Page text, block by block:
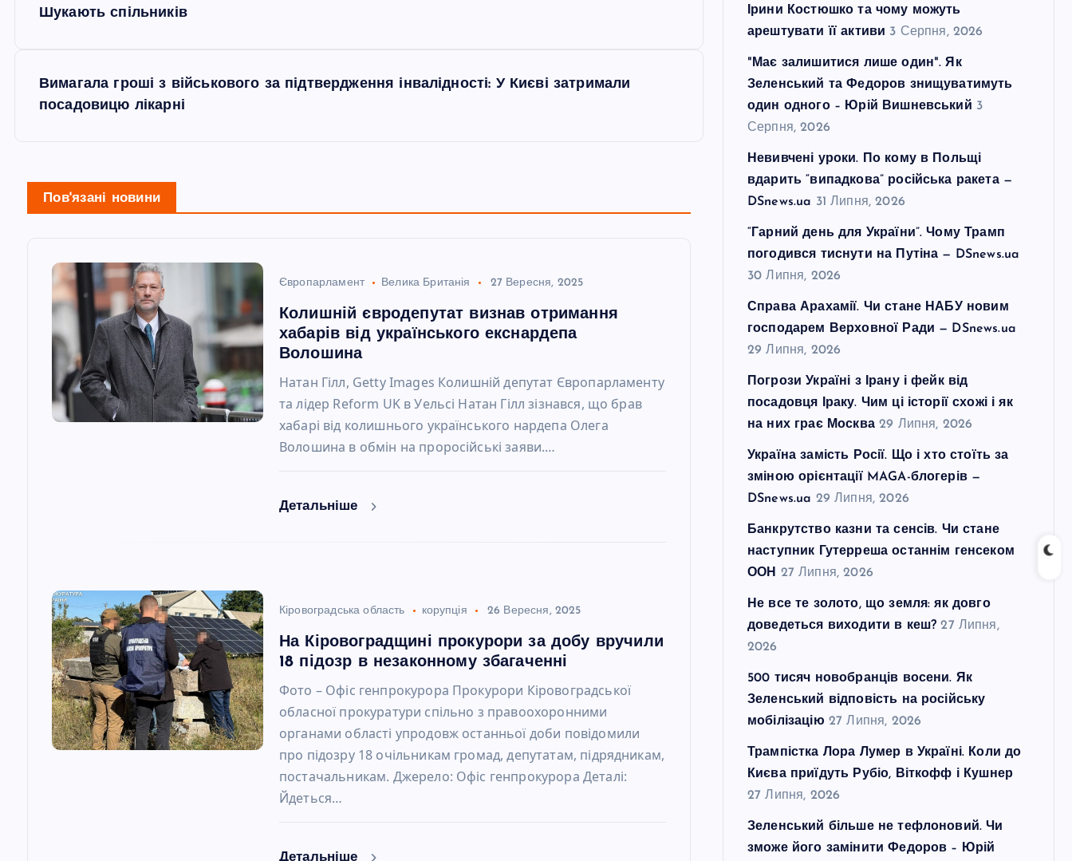
Шукають спільників
Вимагала гроші з військового за підтвердження інвалідності: У Києві затримали
посадовицю лікарні
Пов'язані новини
Європарламент Велика Британія 27 Вересня, 2025
Колишній євродепутат визнав отримання
хабарів від українського екснардепа
Волошина
Натан Гілл, Getty Images Колишній депутат Європарламенту
та лідер Reform UK в Уельсі Натан Гілл зізнався, що брав
хабарі від колишнього українського нардепа Олега
Волошина в обмін на проросійські заяви.…
Детальніше
Кіровоградська область корупція 26 Вересня, 2025
На Кіровоградщині прокурори за добу вручили
18 підозр в незаконному збагаченні
Фото – Офіс генпрокурора Прокурори Кіровоградської
обласної прокуратури спільно з правоохоронними
органами області упродовж останньої доби повідомили
про підозру 18 очільникам громад, депутатам, підрядникам,
постачальникам. Джерело: Офіс генпрокурора Деталі:
Йдеться…
Детальніше
Ірини Костюшко та чому можуть
арештувати її активи 3 Серпня, 2026
"Має залишитися лише один". Як
Зеленський та Федоров знищуватимуть
один одного – Юрій Вишневський 3
Серпня, 2026
Невивчені уроки. По кому в Польщі
вдарить “випадкова” російська ракета —
DSnews.ua 31 Липня, 2026
“Гарний день для України”. Чому Трамп
погодився тиснути на Путіна — DSnews.ua
30 Липня, 2026
Справа Арахамії. Чи стане НАБУ новим
господарем Верховної Ради — DSnews.ua
29 Липня, 2026
Погрози Україні з Ірану і фейк від
посадовця Іраку. Чим ці історії схожі і як
на них грає Москва 29 Липня, 2026
Україна замість Росії. Що і хто стоїть за
зміною орієнтації MAGA-блогерів —
DSnews.ua 29 Липня, 2026
Банкрутство казни та сенсів. Чи стане
наступник Гутерреша останнім генсеком
ООН 27 Липня, 2026
Не все те золото, що земля: як довго
доведеться виходити в кеш? 27 Липня,
2026
500 тисяч новобранців восени. Як
Зеленський відповість на російську
мобілізацію 27 Липня, 2026
Трампістка Лора Лумер в Україні. Коли до
Києва приїдуть Рубіо, Віткофф і Кушнер
27 Липня, 2026
Зеленський більше не тефлоновий. Чи
зможе його замінити Федоров – Юрій